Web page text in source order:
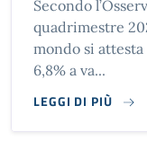
Secondo
quadrimestre
mondo si
6,8% a va...
LEGGI DI PIÙ